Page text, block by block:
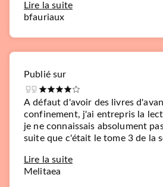
Lire la suite
bfauriaux
Publié sur
A défaut d'avoir des livres
confinement, j'ai entrepris la
je ne connaissais absolument
suite que c'était le tome 3 de la
Lire la suite
Melitaea